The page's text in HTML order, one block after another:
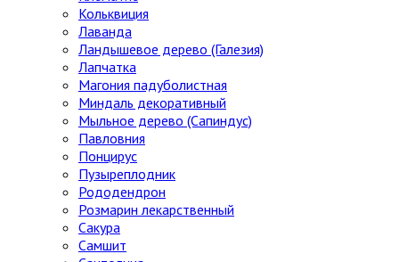
Кольквиция
Лаванда
Ландышевое дерево (Галезия)
Лапчатка
Магония падуболистная
Миндаль декоративный
Мыльное дерево (Сапиндус)
Павловния
Понцирус
Пузыреплодник
Рододендрон
Розмарин лекарственный
Сакура
Самшит